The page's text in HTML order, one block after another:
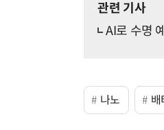
관련 기사
AI로 수명
나노 배